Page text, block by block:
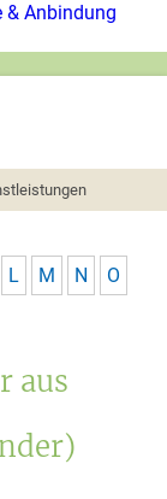
& Anbindung
L M N
O
aus